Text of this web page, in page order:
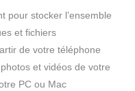
pour stocker l’ensemble
et fichiers
de votre téléphone
et vidéos de votre
PC ou Mac